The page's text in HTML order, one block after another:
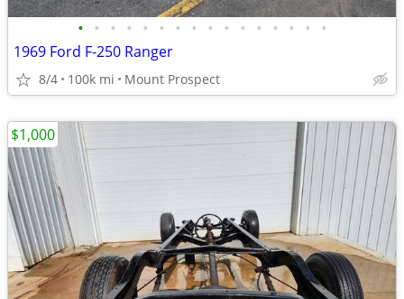
• • • • • • • • • • • • • • • •
1969 Ford F-250 Ranger
8/4 100k mi Mount Prospect
$1,000